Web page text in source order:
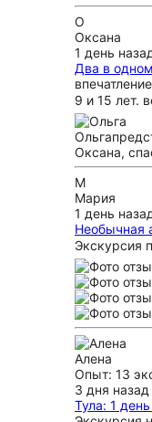
О
Оксана
1 день
Два в
9 и 15 лет.
Ольга
Оксана,
М
Мария
1 день
Необычная
Экскурсия
Алена
Опыт: 13
3 дня назад
Тула: 1